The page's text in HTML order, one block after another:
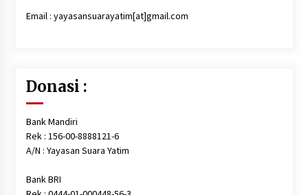
6 tahun ago
Dilaksanakan
Email : yayasansuarayatim[at]gmail.com
Donasi :
Bank Mandiri
Rek : 156-00-8888121-6
A/N : Yayasan Suara Yatim
Bank BRI